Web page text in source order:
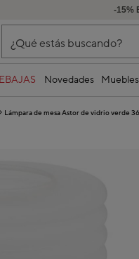
-15%
¿Qué estás buscando?
Novedades Muebles
Lámpara de mesa Astor de vidrio verde